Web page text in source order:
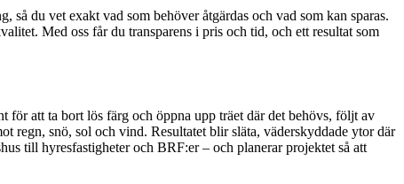
du vet exakt vad som behöver åtgärdas och vad som kan sparas.
Med oss får du transparens i pris och tid, och ett resultat som
för att ta bort lös färg och öppna upp träet där det behövs, följt av
regn, snö, sol och vind. Resultatet blir släta, väderskyddade ytor där
till hyresfastigheter och BRF:er – och planerar projektet så att